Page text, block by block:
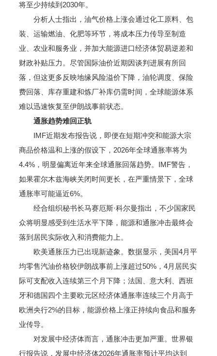
将至少持续到2030年。
分析人士指出，油气价格上涨会通过化工原料、包
装、运输燃油、化肥等环节，将成本压力传导至制造
业、农业和服务业，并加大能源进口经济体贸易逆差和
财政补贴压力。尽管国际油价近期因谈判进展有所回
落，但这更多反映地缘风险溢价下降，油轮调度、保险
费回落、库存重建和炼厂补库仍需时间，全球能源体系
难以迅速恢复至伊朗战事前状态。
通胀趋势难回正轨
IMF近期发布报告说，即便在短期冲突和能源大宗
商品价格温和上涨的假设下，2026年全球通胀率将为
4.4%，明显偏离近年来全球通胀回落趋势。IMF警告，
如果霍尔木兹海峡关闭时间更长，在严重情景下，全球
通胀率可能逼近6%。
经合组织秘书长马赛厄斯·科尔曼指出，不少国家民
众将明显感受到生活水平下降，能源和通胀冲击最终会
落到居民实际收入和消费能力上。
欧美通胀压力已出现新迹象。数据显示，美国4月平
均零售汽油价格较伊朗战事前上涨超过50%，4月居民实
际可支配收入连续第三个月下降；法国、意大利、西班
牙和德国四个主要欧元区经济体通胀率连续三个月高于
欧洲央行2%的目标，能源价格上涨正持续向食品和服务
业传导。
对发展中经济体而言，通胀冲击更加严重。世界银
行报告说，发展中经济体2026年通胀率预计平均达到